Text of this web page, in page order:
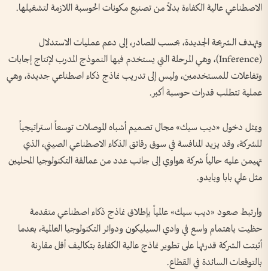
الاصطناعي عالية الكفاءة بدلاً من تصنيع مكونات الحوسبة اللازمة لتشغيلها.
وتهدف الشريحة الجديدة، بحسب المصادر، إلى دعم عمليات الاستدلال
(Inference)، وهي المرحلة التي يستخدم فيها النموذج المدرب لإنتاج إجابات
وتفاعلات للمستخدمين، وليس إلى تدريب نماذج ذكاء اصطناعي جديدة، وهي
عملية تتطلب قدرات حوسبة أكبر.
ويمثل دخول «ديب سيك» مجال تصميم أشباه الموصلات توسعاً استراتيجياً
للشركة، وقد يزيد المنافسة في سوق رقائق الذكاء الاصطناعي الصيني، الذي
تهيمن عليه حالياً شركة هواوي إلى جانب عدد من عمالقة التكنولوجيا المحليين
مثل علي بابا وبايدو.
وارتبط صعود «ديب سيك» عالمياً بإطلاق نماذج ذكاء اصطناعي متقدمة
حظيت باهتمام واسع في وادي السيليكون ودوائر التكنولوجيا العالمية، بعدما
أثبتت الشركة قدرتها على تطوير نماذج عالية الكفاءة بتكاليف أقل مقارنة
بالتوقعات السائدة في القطاع.